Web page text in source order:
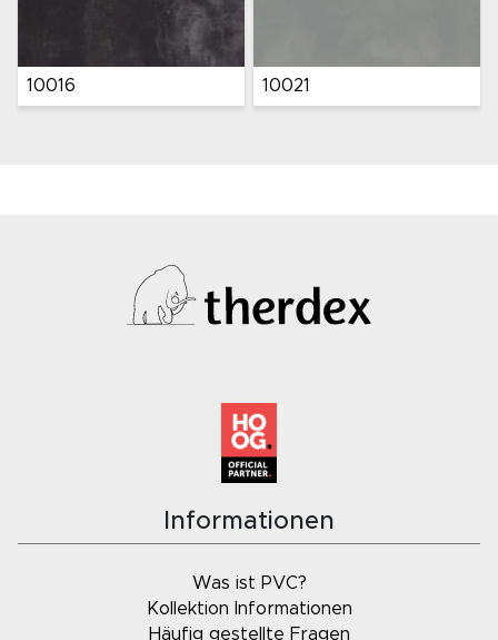
Informationen
Was ist PVC?
Kollektion Informationen
Häufig gestellte Fragen